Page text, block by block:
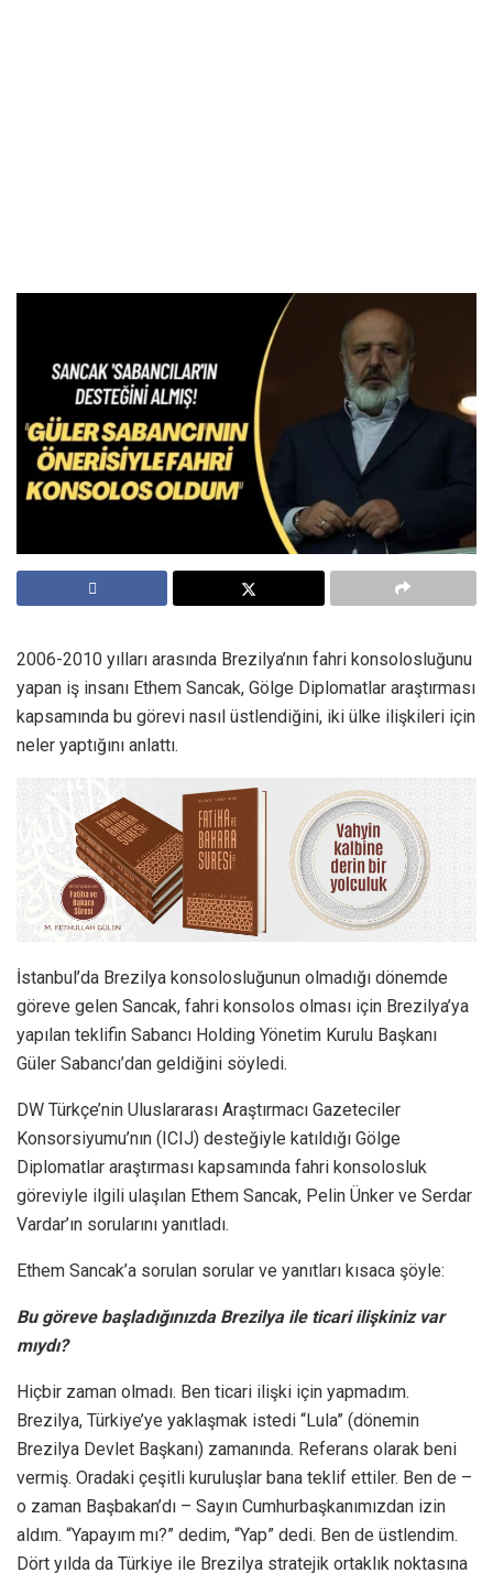
2006-2010 yılları arasında Brezilya’nın fahri konsolosluğunu
yapan iş insanı Ethem Sancak, Gölge Diplomatlar araştırması
kapsamında bu görevi nasıl üstlendiğini, iki ülke ilişkileri için
neler yaptığını anlattı.
İstanbul’da Brezilya konsolosluğunun olmadığı dönemde
göreve gelen Sancak, fahri konsolos olması için Brezilya’ya
yapılan teklifin Sabancı Holding Yönetim Kurulu Başkanı
Güler Sabancı’dan geldiğini söyledi.
DW Türkçe’nin Uluslararası Araştırmacı Gazeteciler
Konsorsiyumu’nın (ICIJ) desteğiyle katıldığı Gölge
Diplomatlar araştırması kapsamında fahri konsolosluk
göreviyle ilgili ulaşılan Ethem Sancak, Pelin Ünker ve Serdar
Vardar’ın sorularını yanıtladı.
Ethem Sancak’a sorulan sorular ve yanıtları kısaca şöyle:
Bu göreve başladığınızda Brezilya ile ticari ilişkiniz var
mıydı?
Hiçbir zaman olmadı. Ben ticari ilişki için yapmadım.
Brezilya, Türkiye’ye yaklaşmak istedi “Lula” (dönemin
Brezilya Devlet Başkanı) zamanında. Referans olarak beni
vermiş. Oradaki çeşitli kuruluşlar bana teklif ettiler. Ben de –
o zaman Başbakan’dı – Sayın Cumhurbaşkanımızdan izin
aldım. “Yapayım mı?” dedim, “Yap” dedi. Ben de üstlendim.
Dört yılda da Türkiye ile Brezilya stratejik ortaklık noktasına